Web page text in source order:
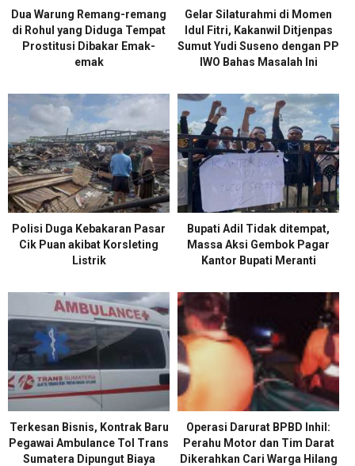
Dua Warung Remang-remang
di Rohul yang Diduga Tempat
Prostitusi Dibakar Emak-
emak
Gelar Silaturahmi di Momen
Idul Fitri, Kakanwil Ditjenpas
Sumut Yudi Suseno dengan PP
IWO Bahas Masalah Ini
Polisi Duga Kebakaran Pasar
Cik Puan akibat Korsleting
Listrik
Bupati Adil Tidak ditempat,
Massa Aksi Gembok Pagar
Kantor Bupati Meranti
Terkesan Bisnis, Kontrak Baru
Pegawai Ambulance Tol Trans
Sumatera Dipungut Biaya
Operasi Darurat BPBD Inhil:
Perahu Motor dan Tim Darat
Dikerahkan Cari Warga Hilang